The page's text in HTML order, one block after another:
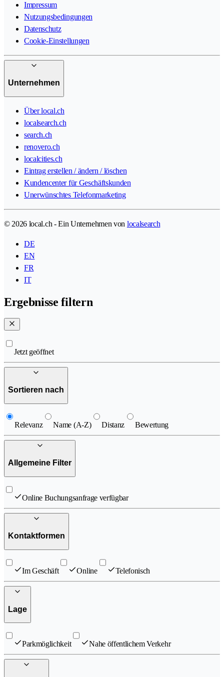
Impressum
Nutzungsbedingungen
Datenschutz
Cookie-Einstellungen
Unternehmen
Über local.ch
localsearch.ch
search.ch
renovero.ch
localcities.ch
Eintrag erstellen / ändern / löschen
Kundencenter für Geschäftskunden
Unerwünschtes Telefonmarketing
© 2026 local.ch - Ein Unternehmen von localsearch
DE
EN
FR
IT
Ergebnisse filtern
Jetzt geöffnet
Sortieren nach
Relevanz Name (A-Z) Distanz Bewertung
Allgemeine Filter
Online Buchungsanfrage verfügbar
Kontaktformen
Im Geschäft Online Telefonisch
Lage
Parkmöglichkeit Nahe öffentlichem Verkehr